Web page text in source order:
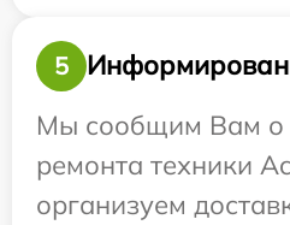
5
Мы сообщим Вам о
ремонта техники
организуем